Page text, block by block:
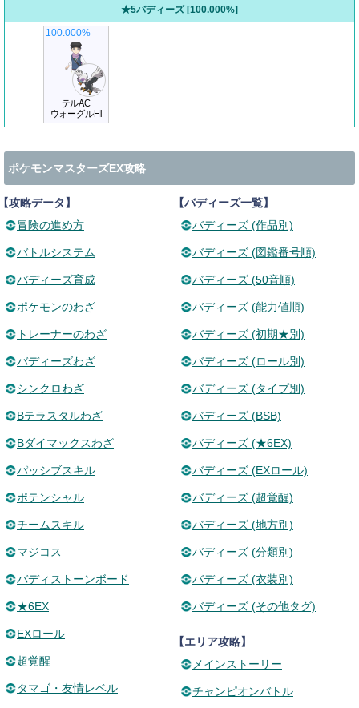
★5バディーズ [100.000%]
テルAC
ウォーグルHi
100.000%
ポケモンマスターズEX攻略
攻略データ】
冒険の進め方
バトルシステム
バディーズ育成
ポケモンのわざ
トレーナーのわざ
バディーズわざ
シンクロわざ
Bテラスタルわざ
Bダイマックスわざ
パッシブスキル
ポテンシャル
チームスキル
マジコス
バディストーンボード
★6EX
EXロール
超覚醒
タマゴ・友情レベル
【バディーズ一覧】
バディーズ (作品別)
バディーズ (図鑑番号順)
バディーズ (50音順)
バディーズ (能力値順)
バディーズ (初期★別)
バディーズ (ロール別)
バディーズ (タイプ別)
バディーズ (BSB)
バディーズ (★6EX)
バディーズ (EXロール)
バディーズ (超覚醒)
バディーズ (地方別)
バディーズ (分類別)
バディーズ (衣装別)
バディーズ (その他タグ)
【エリア攻略】
メインストーリー
チャンピオンバトル